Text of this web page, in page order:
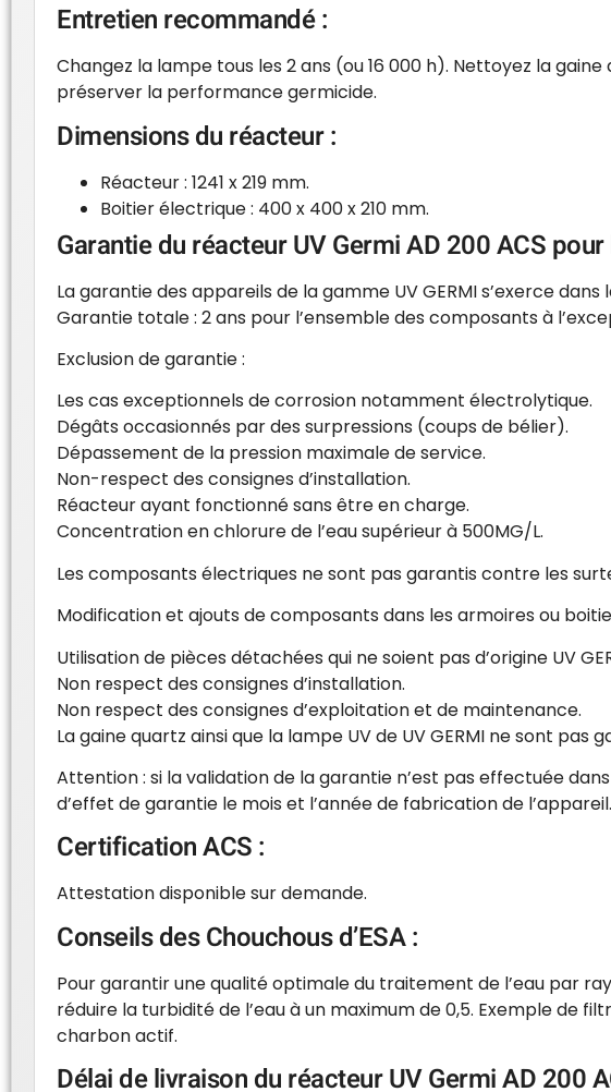
Entretien recommandé :
Changez la lampe tous les 2 ans (ou 16 000 h). Nettoyez la
préserver la performance germicide.
Dimensions du réacteur :
Réacteur : 1241 x 219 mm.
Boitier électrique : 400 x 400 x 210 mm.
Garantie du réacteur UV Germi AD 200 ACS
La garantie des appareils de la gamme UV GERMI s’exerce dans
Garantie totale : 2 ans pour l’ensemble des composants à
Exclusion de garantie :
Les cas exceptionnels de corrosion notamment électrolytique.
Dégâts occasionnés par des surpressions (coups de bélier).
Dépassement de la pression maximale de service.
Non-respect des consignes d’installation.
Réacteur ayant fonctionné sans être en charge.
Concentration en chlorure de l’eau supérieur à 500MG/L.
Les composants électriques ne sont pas garantis contre les
Modification et ajouts de composants dans les armoires ou
Utilisation de pièces détachées qui ne soient pas d’origine UV
Non respect des consignes d’installation.
Non respect des consignes d’exploitation et de maintenance.
La gaine quartz ainsi que la lampe UV de UV GERMI ne sont pas
Attention : si la validation de la garantie n’est pas effectuée
d’effet de garantie le mois et l’année de fabrication de l’appareil.
Certification ACS :
Attestation disponible sur demande.
Conseils des Chouchous d’ESA :
Pour garantir une qualité optimale du traitement de l’eau par
réduire la turbidité de l’eau à un maximum de 0,5. Exemple de
charbon actif.
Délai de livraison du réacteur UV Germi AD 200